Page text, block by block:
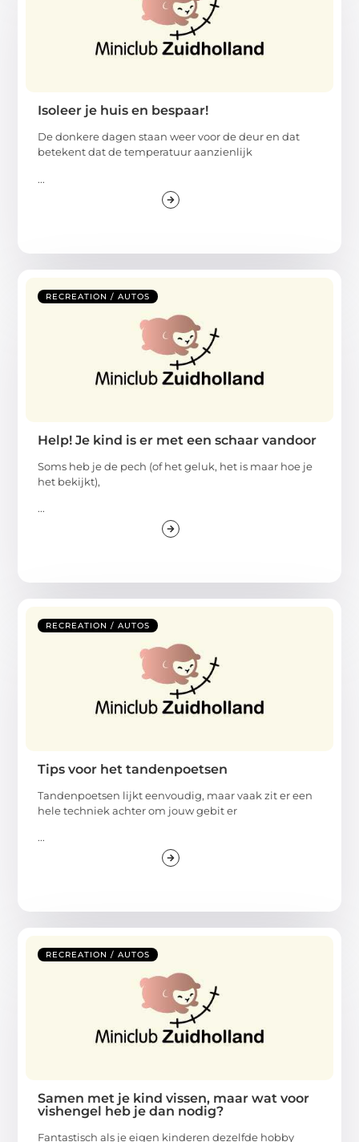
Isoleer je huis en bespaar!
De donkere dagen staan weer voor de deur en dat
betekent dat de temperatuur aanzienlijk
...
RECREATION / AUTOS
Help! Je kind is er met een schaar vandoor
Soms heb je de pech (of het geluk, het is maar hoe je
het bekijkt),
...
RECREATION / AUTOS
Tips voor het tandenpoetsen
Tandenpoetsen lijkt eenvoudig, maar vaak zit er een
hele techniek achter om jouw gebit er
...
RECREATION / AUTOS
Samen met je kind vissen, maar wat voor
vishengel heb je dan nodig?
Fantastisch als je eigen kinderen dezelfde hobby